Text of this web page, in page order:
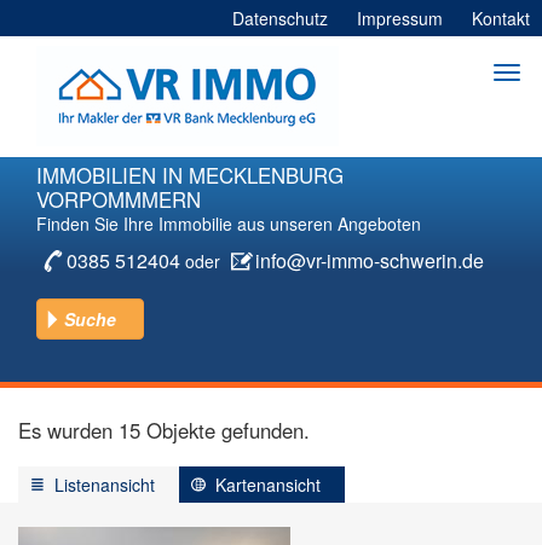
Inhalt
Datenschutz Impressum Kontakt
IMMOBILIEN IN MECKLENBURG
VORPOMMMERN
Finden Sie Ihre Immobilie aus unseren Angeboten
0385 512404 oder info@vr-immo-schwerin.de
Suche
Es wurden 15 Objekte gefunden.
Listenansicht Kartenansicht